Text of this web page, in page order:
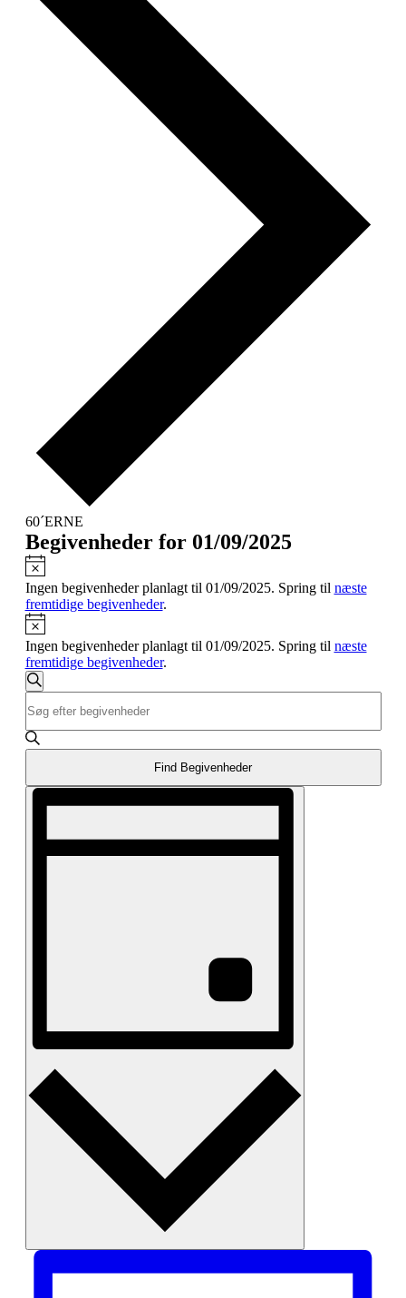
60´ERNE
Begivenheder for 01/09/2025
Notice
Ingen begivenheder planlagt til 01/09/2025. Spring til næste
fremtidige begivenheder.
Notice
Ingen begivenheder planlagt til 01/09/2025. Spring til næste
fremtidige begivenheder.
Begivenheder
Søgning
og
visninger
Navigation
Søg
efter
nøgleord.
Søg
efter
på
nøgleord.
Find Begivenheder
Begivenhed
Navigation